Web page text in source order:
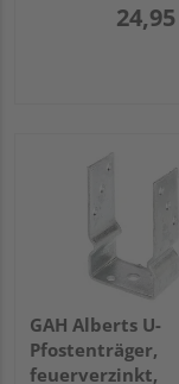
GAH Alberts U-
Pfostenträger,
feuerverzinkt,